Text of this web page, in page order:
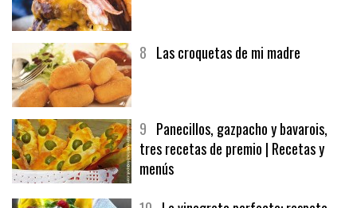
9Panecillos, gazpacho y bavarois,
tres recetas de premio | Recetas y
menús